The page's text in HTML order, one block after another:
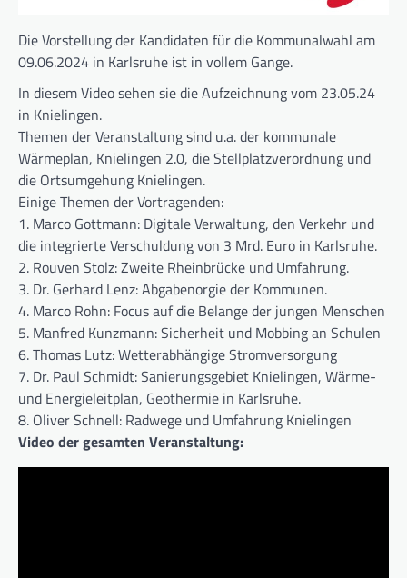
Die Vorstellung der Kandidaten für die Kommunalwahl am
09.06.2024 in Karlsruhe ist in vollem Gange.
In diesem Video sehen sie die Aufzeichnung vom 23.05.24
in Knielingen.
Themen der Veranstaltung sind u.a. der kommunale
Wärmeplan, Knielingen 2.0, die Stellplatzverordnung und
die Ortsumgehung Knielingen.
Einige Themen der Vortragenden:
1. Marco Gottmann: Digitale Verwaltung, den Verkehr und
die integrierte Verschuldung von 3 Mrd. Euro in Karlsruhe.
2. Rouven Stolz: Zweite Rheinbrücke und Umfahrung.
3. Dr. Gerhard Lenz: Abgabenorgie der Kommunen.
4. Marco Rohn: Focus auf die Belange der jungen Menschen
5. Manfred Kunzmann: Sicherheit und Mobbing an Schulen
6. Thomas Lutz: Wetterabhängige Stromversorgung
7. Dr. Paul Schmidt: Sanierungsgebiet Knielingen, Wärme-
und Energieleitplan, Geothermie in Karlsruhe.
8. Oliver Schnell: Radwege und Umfahrung Knielingen
Video der gesamten Veranstaltung: